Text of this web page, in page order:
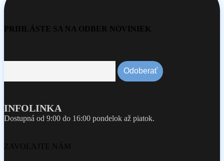
PRIHLÁSTE SA NA ODBER NOVINIEK
INFOLINKA
Dostupná od 9:00 do 16:00 pondelok až piatok.
ZAVOLAJTE NÁM